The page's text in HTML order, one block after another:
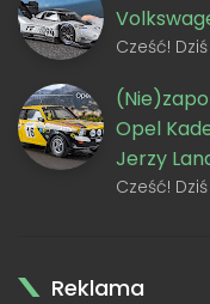
Cześć!
Opel
Jerzy
Cześć!
Reklama